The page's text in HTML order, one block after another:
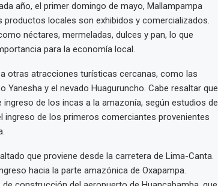
año, el primer domingo de mayo, Mallampampa
productos locales son exhibidos y comercializados.
néctares, mermeladas, dulces y pan, lo que
para la economía local.
otras atracciones turísticas cercanas, como las
Yanesha y el nevado Huaguruncho. Cabe resaltar que
de los incas a la amazonía, según estudios del
ingreso de los primeros comerciantes provenientes
que proviene desde la carretera de Lima-Canta.
hacia la parte amazónica de Oxapampa.